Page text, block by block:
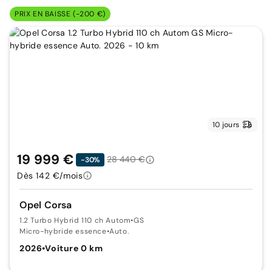
PRIX EN BAISSE (-200 €)
10 jours
Opel Corsa
1.2 Turbo Hybrid 110 ch Autom•GS
Micro-hybride essence•Auto.
2026•Voiture 0 km
19 999 € -30%
28 440 €
Dès 142 €/mois